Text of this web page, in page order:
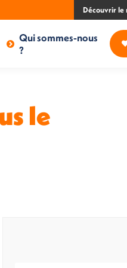
Découvrir le
Qui sommes-nous
?
le